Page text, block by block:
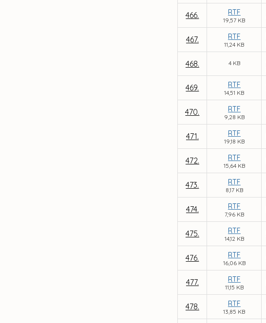
466. RTF
19,57 KB
467. RTF
11,24 KB
468. 4 KB
469. RTF
14,51 KB
470. RTF
9,28 KB
471. RTF
19,18 KB
472. RTF
15,64 KB
473. RTF
8,17 KB
474. RTF
7,96 KB
475. RTF
14,12 KB
476. RTF
16,06 KB
477. RTF
11,15 KB
478. RTF
13,85 KB